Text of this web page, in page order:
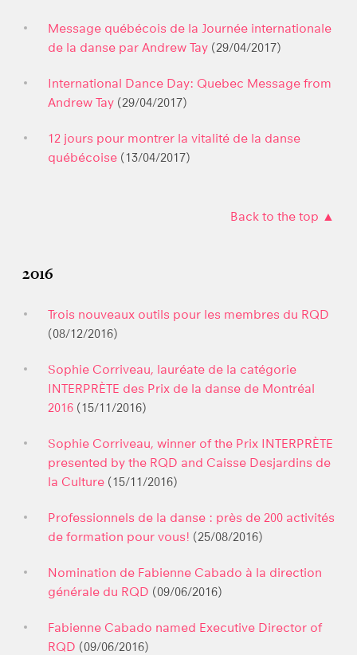
Message québécois de la Journée internationale
de la danse par Andrew Tay (29/04/2017)
International Dance Day: Quebec Message from
Andrew Tay (29/04/2017)
12 jours pour montrer la vitalité de la danse
québécoise (13/04/2017)
Back to the top ▲
2016
Trois nouveaux outils pour les membres du RQD
(08/12/2016)
Sophie Corriveau, lauréate de la catégorie
INTERPRÈTE des Prix de la danse de Montréal
2016 (15/11/2016)
Sophie Corriveau, winner of the Prix INTERPRÈTE
presented by the RQD and Caisse Desjardins de
la Culture (15/11/2016)
Professionnels de la danse : près de 200 activités
de formation pour vous! (25/08/2016)
Nomination de Fabienne Cabado à la direction
générale du RQD (09/06/2016)
Fabienne Cabado named Executive Director of
RQD (09/06/2016)